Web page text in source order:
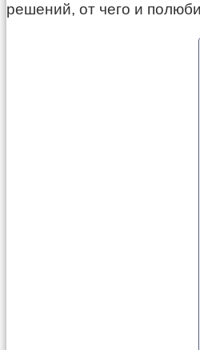
решений, от чего и